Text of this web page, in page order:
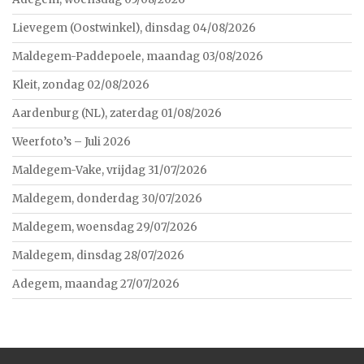
Lievegem (Oostwinkel), dinsdag 04/08/2026
Maldegem-Paddepoele, maandag 03/08/2026
Kleit, zondag 02/08/2026
Aardenburg (NL), zaterdag 01/08/2026
Weerfoto’s – Juli 2026
Maldegem-Vake, vrijdag 31/07/2026
Maldegem, donderdag 30/07/2026
Maldegem, woensdag 29/07/2026
Maldegem, dinsdag 28/07/2026
Adegem, maandag 27/07/2026